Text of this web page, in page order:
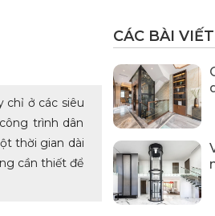
chỉ ở các siêu
trình dân
thời gian dài
cần thiết để
CÁC BÀI